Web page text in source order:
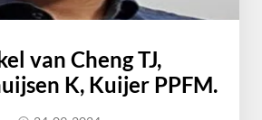
van Cheng TJ,
K, Kuijer PPFM.